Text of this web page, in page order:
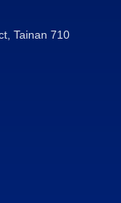
Tainan 710